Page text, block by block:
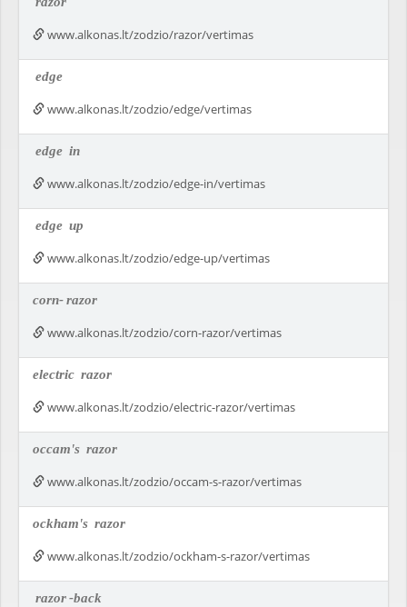
www.alkonas.lt/zodzio/razor/vertimas
edge
www.alkonas.lt/zodzio/edge/vertimas
edge in
www.alkonas.lt/zodzio/edge-in/vertimas
edge up
www.alkonas.lt/zodzio/edge-up/vertimas
corn-razor
www.alkonas.lt/zodzio/corn-razor/vertimas
electric razor
www.alkonas.lt/zodzio/electric-razor/vertimas
occam's razor
www.alkonas.lt/zodzio/occam-s-razor/vertimas
ockham's razor
www.alkonas.lt/zodzio/ockham-s-razor/vertimas
razor-back